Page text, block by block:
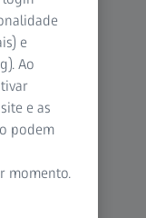
e
Ao
e as
podem
momento.